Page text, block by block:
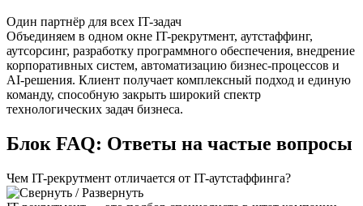
Один партнёр для всех IT-задач
Объединяем в одном окне IT-рекрутмент, аутстаффинг,
аутсорсинг, разработку программного обеспечения, внедрение
корпоративных систем, автоматизацию бизнес-процессов и
AI-решения. Клиент получает комплексный подход и единую
команду, способную закрыть широкий спектр
технологических задач бизнеса.
Блок FAQ: Ответы на частые вопросы
Чем IT-рекрутмент отличается от IT-аутстаффинга?